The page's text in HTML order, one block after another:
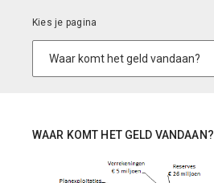
WAAR KOMT HET GELD VANDAAN?